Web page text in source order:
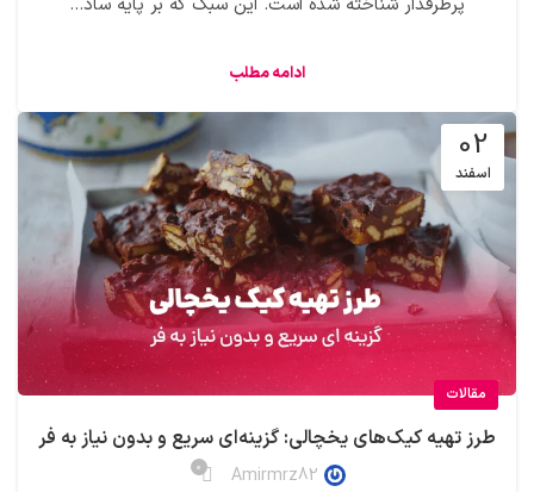
پرطرفدار شناخته شده است. این سبک که بر پایه ساد...
ادامه مطلب
02
اسفند
مقالات
طرز تهیه کیک‌های یخچالی: گزینه‌ای سریع و بدون نیاز به فر
Amirmrz82
0